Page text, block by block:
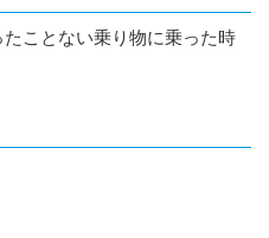
ことない乗り物に乗った時